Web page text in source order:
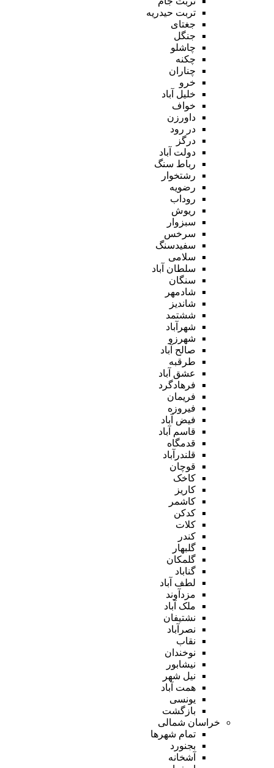
تربت حیدریه
جغتای
جنگل
چاشلو
چکنه
چناران
خرو
خلیل آباد
خواف
داورزن
در رود
درگز
دولت آباد
رباط سنگ
رشتخوار
رضویه
روداب
ریوش
سبزوار
سرخس
سفیدسنگ
سلامی
سلطان آباد
سنگان
شادمهر
شاندیز
ششتمد
شهرآباد
شهرزو
صالح آباد
طرقبه
عشق آباد
فرهادگرد
فریمان
فیروزه
فیض آباد
قاسم آباد
قدمگاه
قلندرآباد
قوچان
کاخک
کاریز
کاشمر
کدکن
کلات
کندر
گلبهار
گلمکان
گناباد
لطف آباد
مزدآوند
ملک آباد
نشتیفان
نصرآباد
نقاب
نوخندان
نیشابور
نیل شهر
همت آباد
یونسی
بازگشت
خراسان شمالی
تمام شهر‌ها
بجنورد
آشخانه